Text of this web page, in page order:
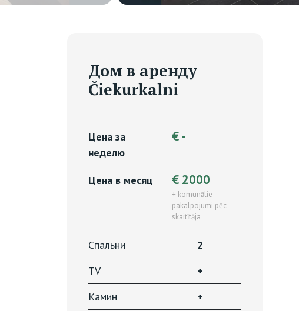
Дом в аренду
Čiekurkalni
Цена за
неделю
€ -
Цена в месяц € 2000
+ komunālie
pakalpojumi pēc
skaitītāja
Спальни
2
TV
+
Камин
+